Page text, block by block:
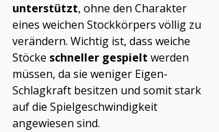
unterstützt, ohne den Charakter
eines weichen Stockkörpers völlig zu
verändern. Wichtig ist, dass weiche
Stöcke schneller gespielt werden
müssen, da sie weniger Eigen-
Schlagkraft besitzen und somit stark
auf die Spielgeschwindigkeit
angewiesen sind.